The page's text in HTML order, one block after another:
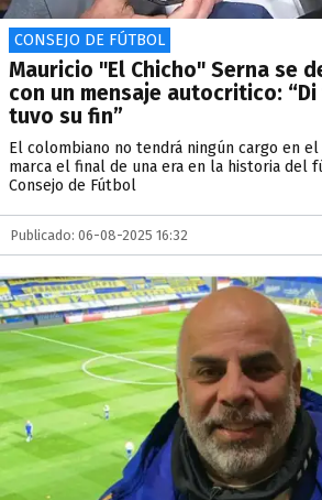
CONSEJO DE FÚTBOL
Mauricio "El Chicho" Serna se
con un mensaje autocritico:
tuvo su fin”
El colombiano no tendrá ningún cargo en
marca el final de una era en la historia del
Consejo de Fútbol
Publicado: 06-08-2025 16:32